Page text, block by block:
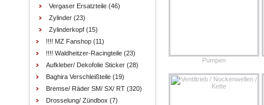
Vergaser Ersatzteile (46)
Zylinder (23)
Zylinderkopf (15)
!!!! MZ Fanshop (11)
!!!! Waldheitzer-Racingteile (23)
Aufkleber/ Dekofolie Sticker (28)
Baghira Verschleißteile (19)
Bremse/ Räder SM/ SX/ RT (320)
Drosselung/ Zündbox (7)
Pumpen